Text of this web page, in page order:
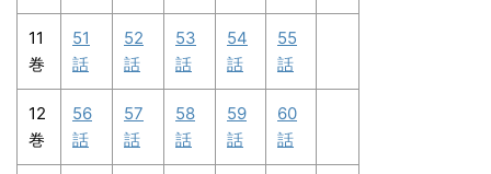
11
巻
51
話
52
話
53
話
54
話
55
話
12
巻
56
話
57
話
58
話
59
話
60
話